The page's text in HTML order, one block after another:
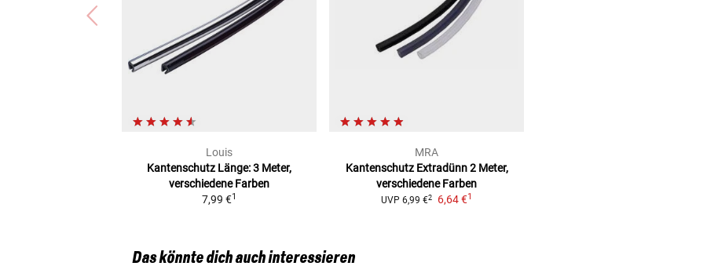
Louis
Kantenschutz Länge: 3 Meter,
verschiedene Farben
7,99 €1
MRA
Kantenschutz Extradünn 2 Meter,
verschiedene Farben
UVP 6,99 €2 6,64 €1
Das könnte dich auch interessieren